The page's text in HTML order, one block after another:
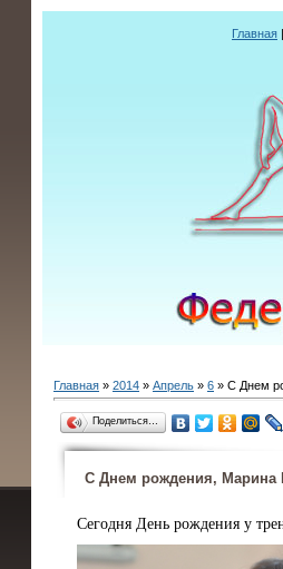
Главная |
Главная » 2014 » Апрель » 6 » С Днем
Поделиться…
С Днем рождения, Марина
Сегодня День рождения у